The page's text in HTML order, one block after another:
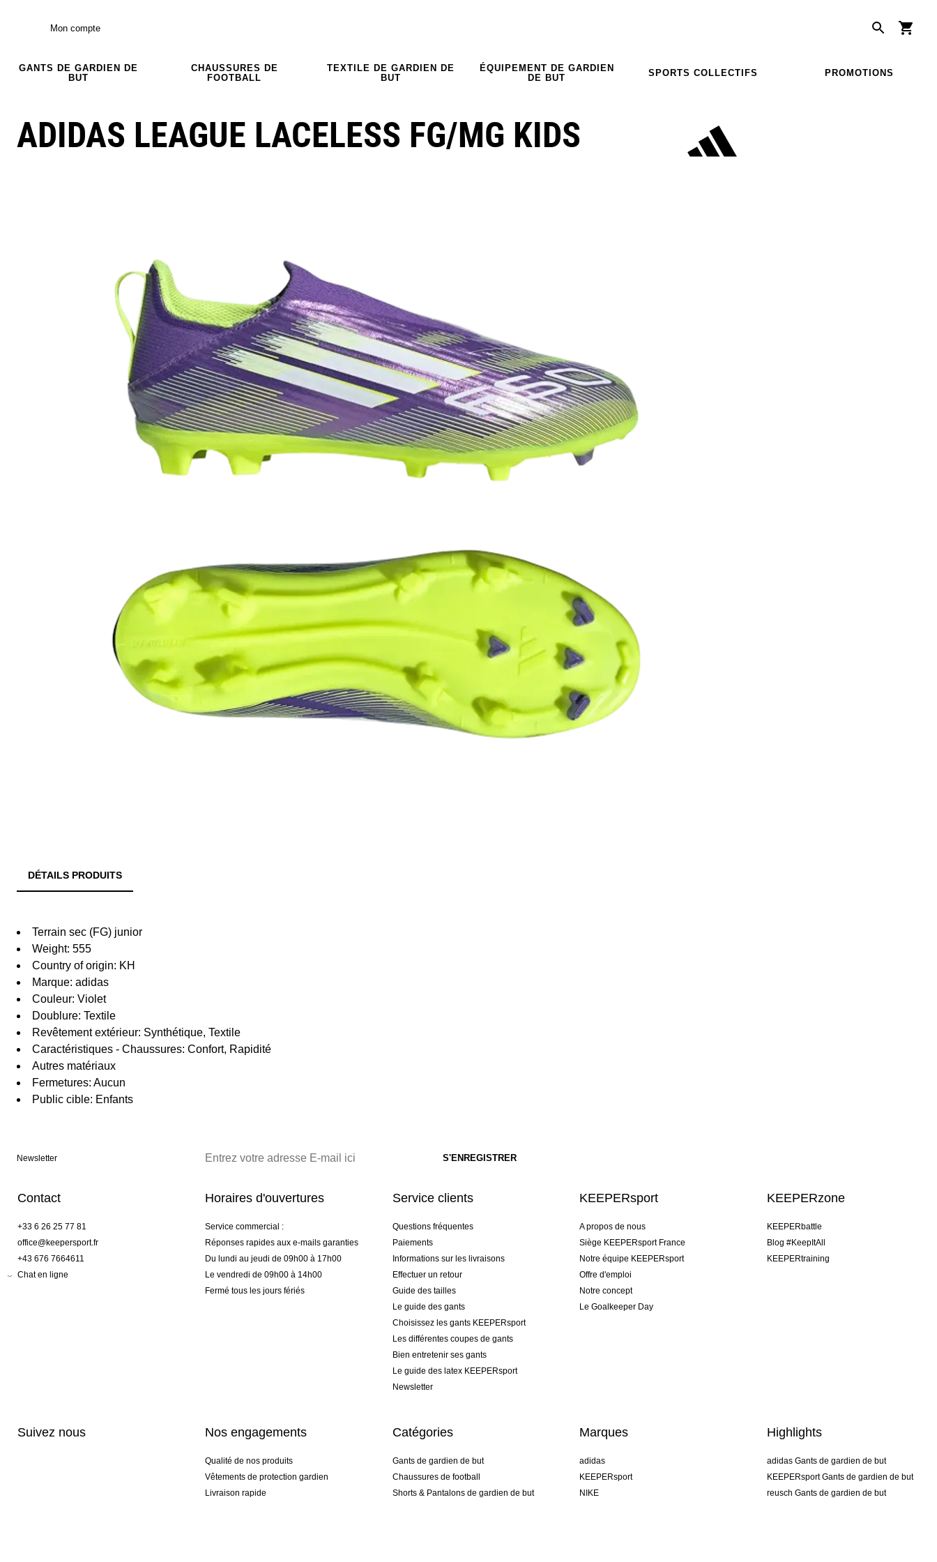
Mon compte
GANTS DE GARDIEN DE
BUT
CHAUSSURES DE
FOOTBALL
TEXTILE DE GARDIEN DE
BUT
ÉQUIPEMENT DE GARDIEN
DE BUT
SPORTS COLLECTIFS PROMOTIONS
ADIDAS LEAGUE LACELESS FG/MG KIDS
DÉTAILS PRODUITS
Terrain sec (FG) junior
Weight: 555
Country of origin: KH
Marque: adidas
Couleur: Violet
Doublure: Textile
Revêtement extérieur: Synthétique, Textile
Caractéristiques - Chaussures: Confort, Rapidité
Autres matériaux
Fermetures: Aucun
Public cible: Enfants
Newsletter
Contact
+33 6 26 25 77 81
office@keepersport.fr
+43 676 7664611
Chat en ligne
Horaires d'ouvertures
Service commercial :
Réponses rapides aux e-mails garanties
Du lundi au jeudi de 09h00 à 17h00
Le vendredi de 09h00 à 14h00
Fermé tous les jours fériés
Service clients
Questions fréquentes
Paiements
Informations sur les livraisons
Effectuer un retour
Guide des tailles
Le guide des gants
Choisissez les gants KEEPERsport
Les différentes coupes de gants
Bien entretenir ses gants
Le guide des latex KEEPERsport
Newsletter
KEEPERsport
A propos de nous
Siège KEEPERsport France
Notre équipe KEEPERsport
Offre d'emploi
Notre concept
Le Goalkeeper Day
KEEPERzone
KEEPERbattle
Blog #KeepItAll
KEEPERtraining
Suivez nous Nos engagements
Qualité de nos produits
Vêtements de protection gardien
Livraison rapide
Catégories
Gants de gardien de but
Chaussures de football
Shorts & Pantalons de gardien de but
Marques
adidas
KEEPERsport
NIKE
Highlights
adidas Gants de gardien de but
KEEPERsport Gants de gardien de but
reusch Gants de gardien de but